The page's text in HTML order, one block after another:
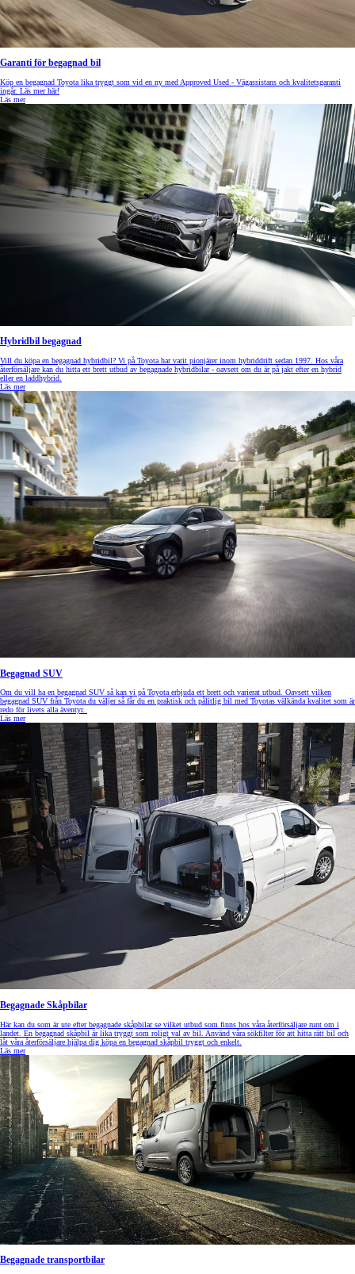
Garanti för begagnad bil
Köp en begagnad Toyota lika tryggt som vid en ny med Approved Used - Vägassistans och kvalitetsgaranti
ingår. Läs mer här!
Läs mer
Hybridbil begagnad
Vill du köpa en begagnad hybridbil? Vi på Toyota har varit pionjärer inom hybriddrift sedan 1997. Hos våra
återförsäljare kan du hitta ett brett utbud av begagnade hybridbilar - oavsett om du är på jakt efter en hybrid
eller en laddhybrid.
Läs mer
Begagnad SUV
Om du vill ha en begagnad SUV så kan vi på Toyota erbjuda ett brett och varierat utbud. Oavsett vilken
begagnad SUV från Toyota du väljer så får du en praktisk och pålitlig bil med Toyotas välkända kvalitet som är
redo för livets alla äventyr.
Läs mer
Begagnade Skåpbilar
Här kan du som är ute efter begagnade skåpbilar se vilket utbud som finns hos våra återförsäljare runt om i
landet. En begagnad skåpbil är lika tryggt som roligt val av bil. Använd våra sökfilter för att hitta rätt bil och
låt våra återförsäljare hjälpa dig köpa en begagnad skåpbil tryggt och enkelt.
Läs mer
Begagnade transportbilar